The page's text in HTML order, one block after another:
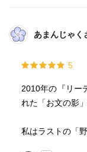
あまんじゃく
5
2010年の『リー
れた「お文の影」
私はラストの「